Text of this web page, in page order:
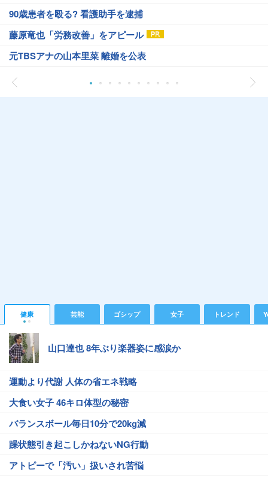
90歳患者を殴る? 看護助手を逮捕
藤原竜也「労務改善」をアピール
元TBSアナの山本里菜 離婚を公表
健康 芸能 ゴシップ 女子 トレンド
山口達也 8年ぶり楽器姿に感涙か
運動より代謝 人体の省エネ戦略
大食い女子 46キロ体型の秘密
バランスボール毎日10分で20kg減
躁状態引き起こしかねないNG行動
アトピーで「汚い」扱いされ苦悩